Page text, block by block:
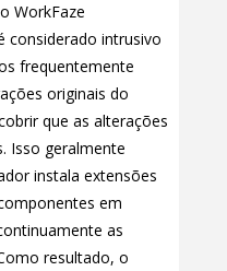
WorkFaze
considerado intrusivo
frequentemente
originais do
que as alterações
Isso geralmente
instala extensões
em
as
resultado, o